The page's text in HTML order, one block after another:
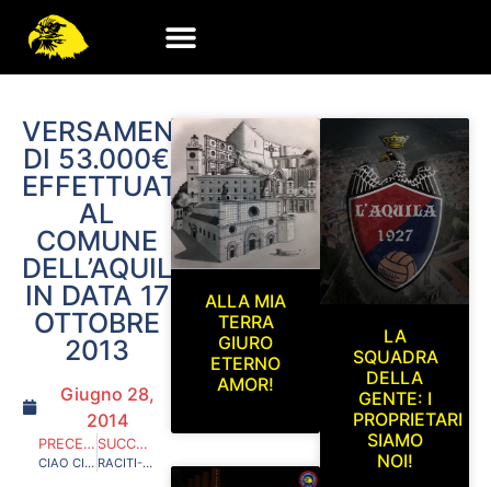
VERSAMENTO
DI 53.000€
EFFETTUATO
AL
COMUNE
DELL’AQUILA
IN DATA 17
OTTOBRE
2013
Giugno 28,
2014
PRECEDENTE
CIAO CIRO RIPOSA IN PACE…
SUCCESSIVO
RACITI-SPEZIALE OGNI TANTO UN VERO “SERVIZIO PUBBLICO”
ALLA MIA
TERRA
GIURO
ETERNO
AMOR!
LA
SQUADRA
DELLA
GENTE: I
PROPRIETARI
SIAMO
NOI!